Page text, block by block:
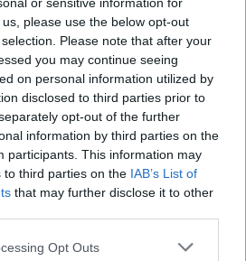
please use the below opt-out
Please note that after your
you may continue seeing
on personal information utilized by
disclosed to third parties prior to
opt-out of the further
information by third parties on the
participants. This information may
to third parties on the IAB’s List of
that may further disclose it to other
Opt Outs